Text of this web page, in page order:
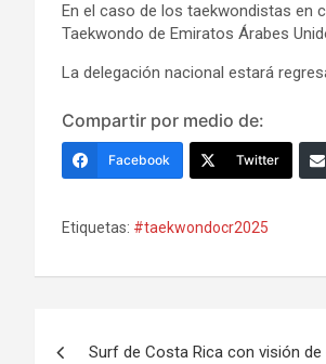
En el caso de los taekwondistas en
Taekwondo de Emiratos Árabes
La delegación nacional estará
Compartir por medio de:
Facebook Twitter
Etiquetas: #taekwondocr2025
Surf de Costa Rica con visión